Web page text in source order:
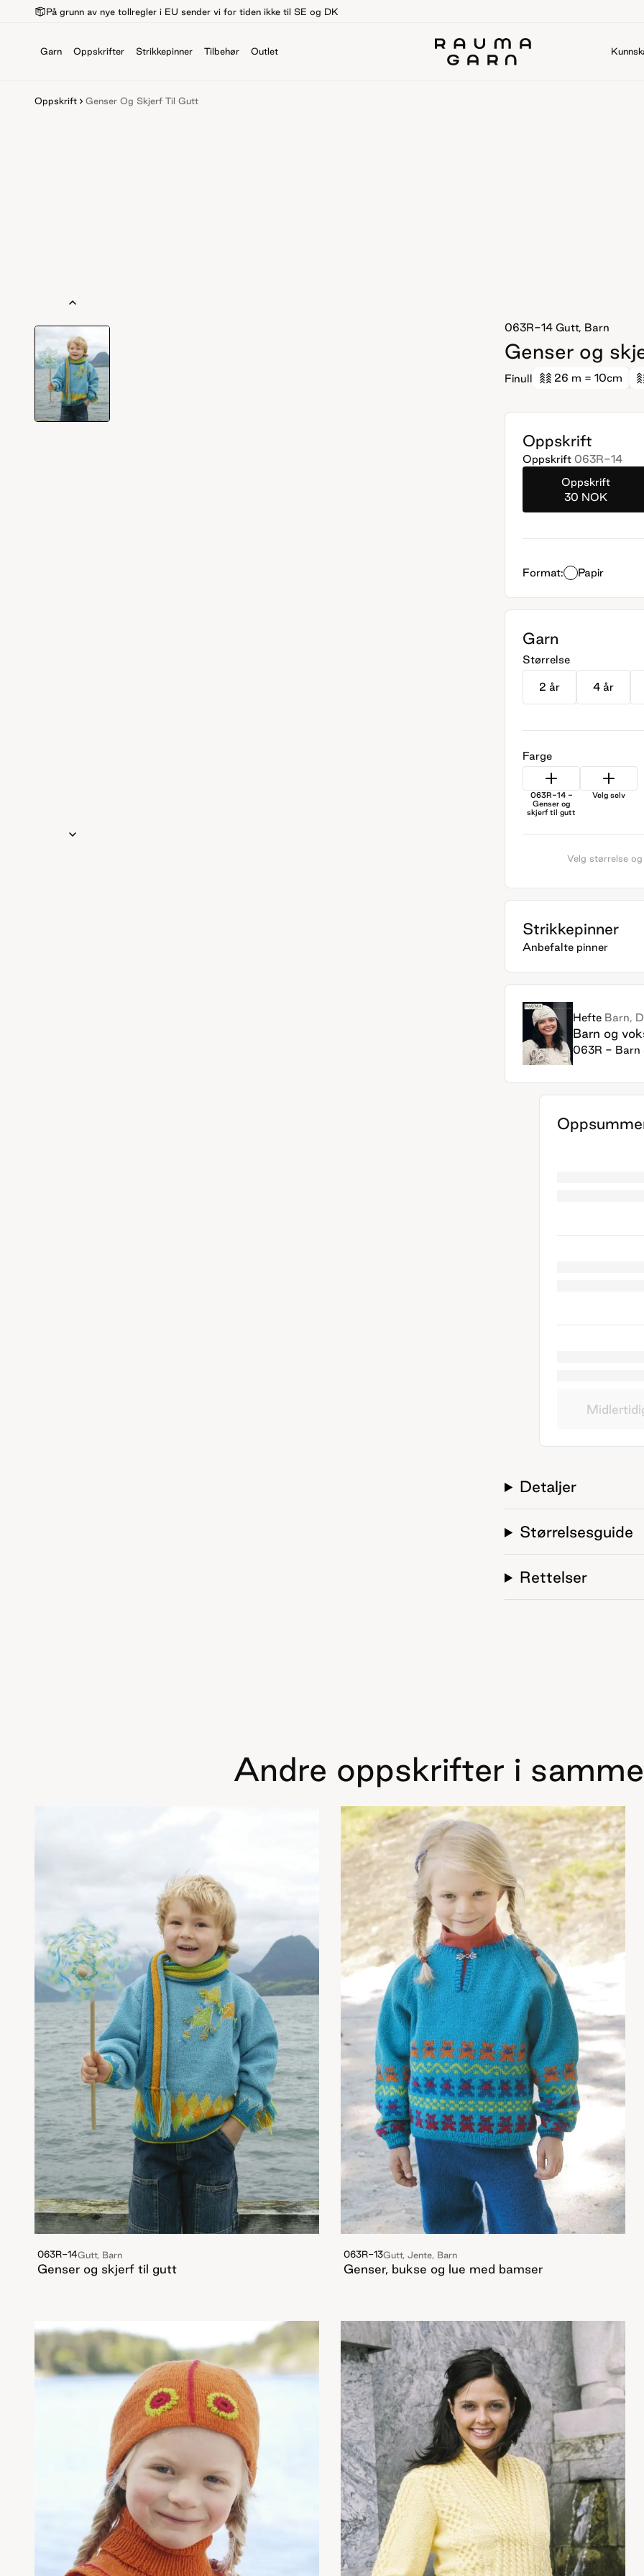
På grunn av nye tollregler i EU sender vi for tiden ikke til SE og DK
Garn Oppskrifter Strikkepinner Tilbehør Outlet
Oppskrift Genser Og Skjerf Til Gutt
063R-14 Gutt, Barn
Genser og
Finull 26 m = 10cm
Oppskrift
Oppskrift 063R-14
Oppskrift
30 NOK
Format: Papir
Garn
Størrelse
2 år 4 år
Farge
063R-14 -
Genser og
skjerf til gutt
Velg selv
Velg størrelse
Strikkepinner
Anbefalte pinner
Hefte Barn,
Barn og
063R - Barn
Detaljer
Størrelsesguide
Rettelser
Andre oppskrifter i
063R-14Gutt, Barn
Genser og skjerf til gutt
063R-13Gutt, Jente, Barn
Genser, bukse og lue med bamser